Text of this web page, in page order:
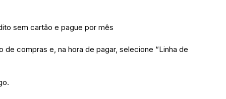
sem cartão e pague por mês
de compras e, na hora de pagar, selecione “Linha de